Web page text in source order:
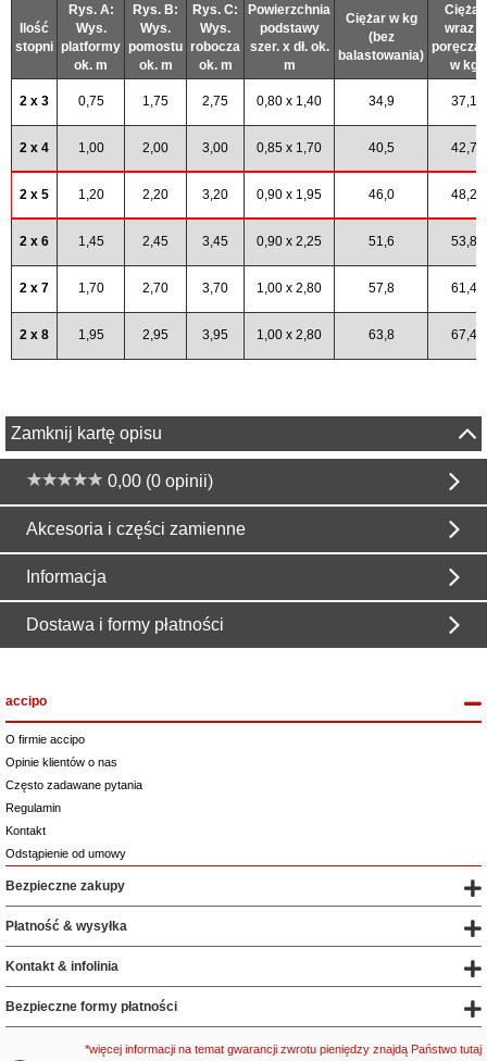
Ilość
stopni
Rys. A:
Wys.
platformy
ok. m
Rys. B:
Wys.
pomostu
ok. m
Rys. C:
Wys.
robocza
ok. m
Powierzchnia
podstawy
szer. x dł. ok.
m
Ciężar w kg
(bez
balastowania)
Ciężar
wraz z
w kg
2 x 3 0,75 1,75 2,75 0,80 x 1,40 34,9 37,1
2 x 4 1,00 2,00 3,00 0,85 x 1,70 40,5 42,7
2 x 5 1,20 2,20 3,20 0,90 x 1,95 46,0 48,2
2 x 6 1,45 2,45 3,45 0,90 x 2,25 51,6 53,8
2 x 7 1,70 2,70 3,70 1,00 x 2,80 57,8 61,4
2 x 8 1,95 2,95 3,95 1,00 x 2,80 63,8 67,4
Zamknij kartę opisu
0,00 (0 opinii)
Akcesoria i części zamienne
Informacja
Dostawa i formy płatności
accipo
O firmie accipo
Opinie klientów o nas
Często zadawane pytania
Regulamin
Kontakt
Odstąpienie od umowy
Bezpieczne zakupy
Płatność & wysyłka
Kontakt & infolinia
Bezpieczne formy płatności
*więcej informacji na temat gwarancji zwrotu pieniędzy znajdą Państwo tutaj